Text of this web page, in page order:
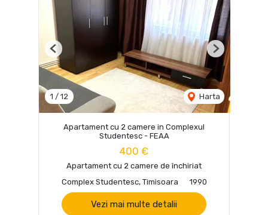
1 / 12 Harta
Previous Next
Apartament cu 2 camere in Complexul
Studentesc - FEAA
400 €
Apartament cu 2 camere de închiriat
Complex Studentesc, Timisoara
1990
Vezi mai multe detalii